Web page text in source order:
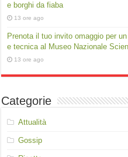
e borghi da fiaba
13 ore ago
Prenota il tuo invito omaggio per
e tecnica al Museo Nazionale
13 ore ago
Categorie
Attualità
Gossip